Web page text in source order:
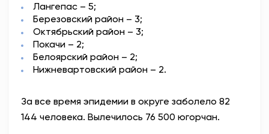
Лангепас – 5;
Березовский район – 3;
Октябрьский район – 3;
Покачи – 2;
Белоярский район – 2;
Нижневартовский район – 2.
За все время эпидемии в округе заболело 82
144 человека. Вылечилось 76 500 югорчан.